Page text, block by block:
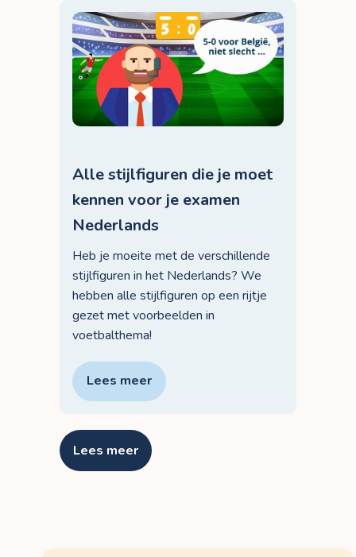
Alle stijlfiguren die je moet
kennen voor je examen
Nederlands
Heb je moeite met de verschillende
stijlfiguren in het Nederlands? We
hebben alle stijlfiguren op een rijtje
gezet met voorbeelden in
voetbalthema!
Lees meer
Lees meer